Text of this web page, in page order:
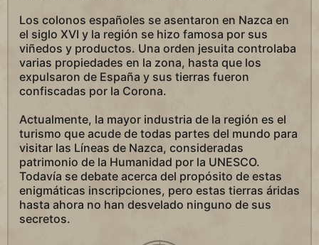
Los colonos españoles se asentaron en Nazca en
el siglo XVI y la región se hizo famosa por sus
viñedos y productos. Una orden jesuita controlaba
varias propiedades en la zona, hasta que los
expulsaron de España y sus tierras fueron
confiscadas por la Corona.
Actualmente, la mayor industria de la región es el
turismo que acude de todas partes del mundo para
visitar las Líneas de Nazca, consideradas
patrimonio de la Humanidad por la UNESCO.
Todavía se debate acerca del propósito de estas
enigmáticas inscripciones, pero estas tierras áridas
hasta ahora no han desvelado ninguno de sus
secretos.